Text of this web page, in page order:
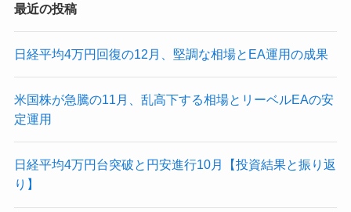
最近の投稿
日経平均4万円回復の12月、堅調な相場とEA運用の成果
米国株が急騰の11月、乱高下する相場とリーベルEAの安
定運用
日経平均4万円台突破と円安進行10月【投資結果と振り返
り】